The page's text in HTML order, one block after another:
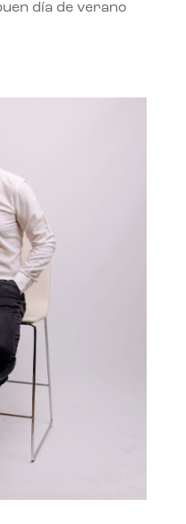
día de verano